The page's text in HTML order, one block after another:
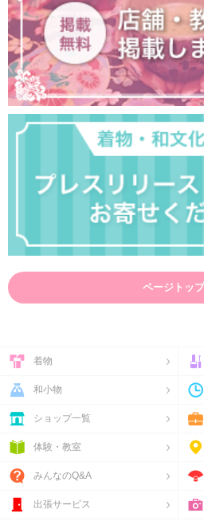
ページトッ
着物
和小物
ショップ一覧
体験・教室
みんなのQ&A
出張サービス